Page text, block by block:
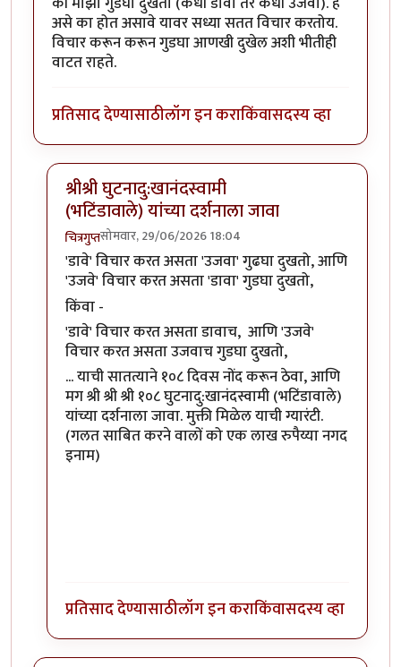
असे का होत असावे यावर सध्या सतत विचार करतोय.
विचार करून करून गुडघा आणखी दुखेल अशी भीतीही
वाटत राहते.
प्रतिसाद देण्यासाठीलॉग इन कराकिंवासदस्य व्हा
श्रीश्री घुटनादु:खानंदस्वामी
(भटिंडावाले) यांच्या दर्शनाला जावा
चित्रगुप्तसोमवार, 29/06/2026 18:04
In reply toहल्ली फार विचार केलाbyअनन्त्_यात्री
'डावे' विचार करत असता 'उजवा' गुढघा दुखतो, आणि
'उजवे' विचार करत असता 'डावा' गुडघा दुखतो,
किंवा -
'डावे' विचार करत असता डावाच, आणि 'उजवे'
विचार करत असता उजवाच गुडघा दुखतो,
... याची सातत्याने १०८ दिवस नोंद करून ठेवा, आणि
मग श्री श्री श्री १०८ घुटनादु:खानंदस्वामी (भटिंडावाले)
यांच्या दर्शनाला जावा. मुक्ती मिळेल याची ग्यारंटी.
(गलत साबित करने वालों को एक लाख रुपैय्या नगद
इनाम)
प्रतिसाद देण्यासाठीलॉग इन कराकिंवासदस्य व्हा